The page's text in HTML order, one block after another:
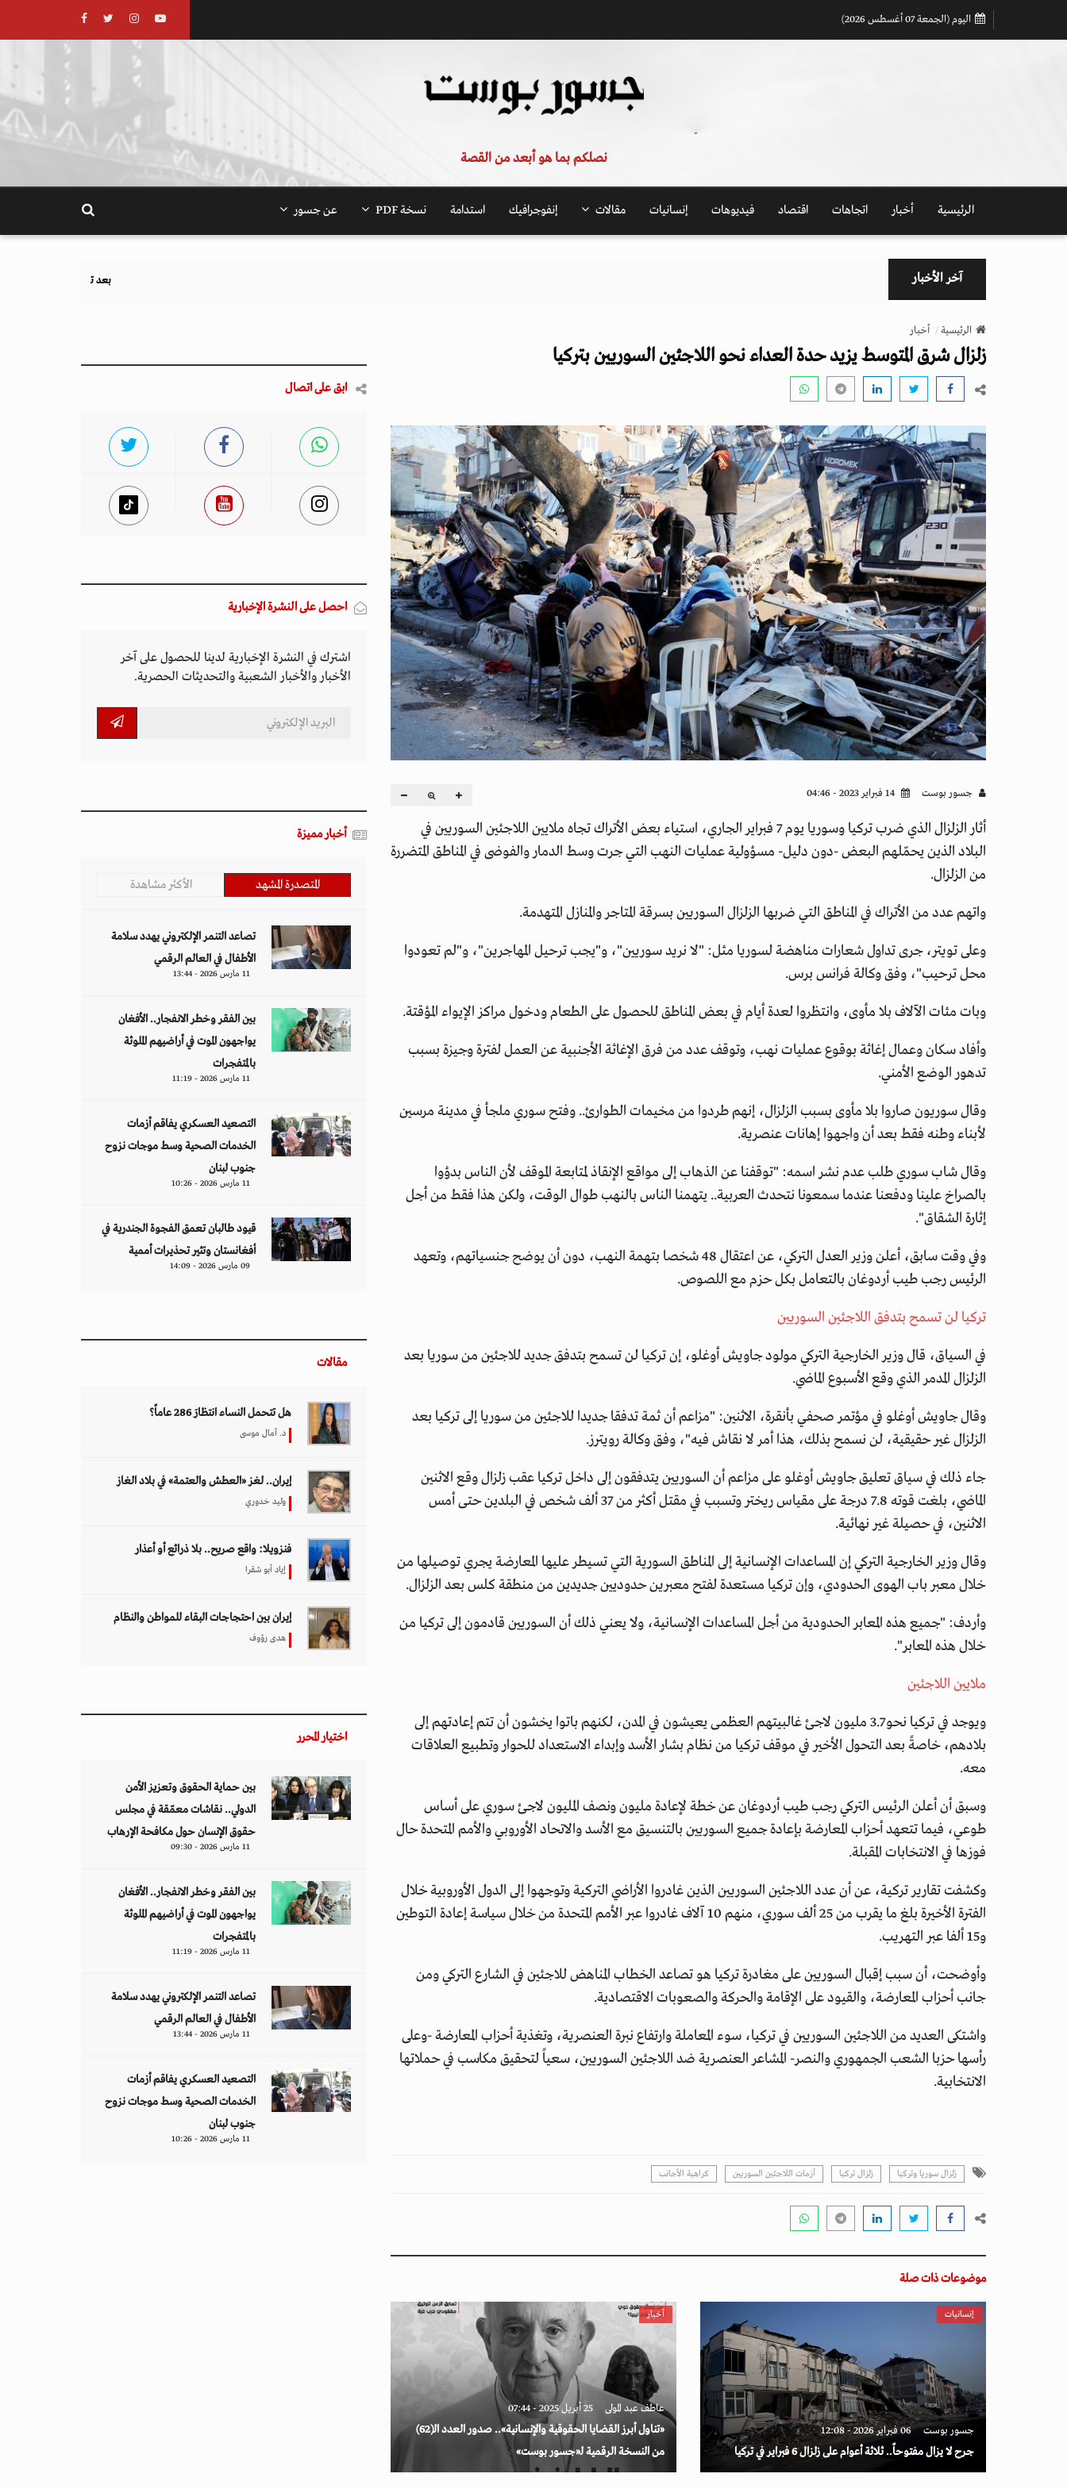
اليوم (الجمعة 07 أغسطس 2026)
نصلكم بما هو أبعد من القصة
الرئيسية أخبار اتجاهات اقتصاد فيديوهات إنسانيات مقالات إنفوجرافيك استدامة نسخة PDF عن جسور
آخر الأخبار بعد تحذيرات أوروبية.. كيف يهدد نظام الغذاء
الرئيسية أخبار
زلزال شرق المتوسط يزيد حدة العداء نحو اللاجئين السوريين بتركيا
جسور بوست
أثار الزلزال الذي ضرب تركيا وسوريا يوم 7 فبراير الجاري، استياء بعض الأتراك تجاه ملايين اللاجئين السوريين في
البلاد الذين يحمّلهم البعض -دون دليل- مسؤولية عمليات النهب التي جرت وسط الدمار والفوضى في المناطق المتضررة
من الزلزال.
واتهم عدد من الأتراك في المناطق التي ضربها الزلزال السوريين بسرقة المتاجر والمنازل المتهدمة.
وعلى تويتر، جرى تداول شعارات مناهضة لسوريا مثل: "لا نريد سوريين"، و"يجب ترحيل المهاجرين"، و"لم تعودوا
محل ترحيب"، وفق وكالة فرانس برس.
وبات مئات الآلاف بلا مأوى، وانتظروا لعدة أيام في بعض المناطق للحصول على الطعام ودخول مراكز الإيواء المؤقتة.
وأفاد سكان وعمال إغاثة بوقوع عمليات نهب، وتوقف عدد من فرق الإغاثة الأجنبية عن العمل لفترة وجيزة بسبب
تدهور الوضع الأمني.
وقال سوريون صاروا بلا مأوى بسبب الزلزال، إنهم طردوا من مخيمات الطوارئ.. وفتح سوري ملجأ في مدينة مرسين
لأبناء وطنه فقط بعد أن واجهوا إهانات عنصرية.
وقال شاب سوري طلب عدم نشر اسمه: "توقفنا عن الذهاب إلى مواقع الإنقاذ لمتابعة الموقف لأن الناس بدؤوا
بالصراخ علينا ودفعنا عندما سمعونا نتحدث العربية.. يتهمنا الناس بالنهب طوال الوقت، ولكن هذا فقط من أجل
إثارة الشقاق".
وفي وقت سابق، أعلن وزير العدل التركي، عن اعتقال 48 شخصا بتهمة النهب، دون أن يوضح جنسياتهم، وتعهد
الرئيس رجب طيب أردوغان بالتعامل بكل حزم مع اللصوص.
تركيا لن تسمح بتدفق اللاجئين السوريين
في السياق، قال وزير الخارجية التركي مولود جاويش أوغلو، إن تركيا لن تسمح بتدفق جديد للاجئين من سوريا بعد
الزلزال المدمر الذي وقع الأسبوع الماضي.
وقال جاويش أوغلو في مؤتمر صحفي بأنقرة، الاثنين: "مزاعم أن ثمة تدفقا جديدا للاجئين من سوريا إلى تركيا بعد
الزلزال غير حقيقية، لن نسمح بذلك، هذا أمر لا نقاش فيه"، وفق وكالة رويترز.
جاء ذلك في سياق تعليق جاويش أوغلو على مزاعم أن السوريين يتدفقون إلى داخل تركيا عقب زلزال وقع الاثنين
الماضي، بلغت قوته 7.8 درجة على مقياس ريختر وتسبب في مقتل أكثر من 37 ألف شخص في البلدين حتى أمس
الاثنين، في حصيلة غير نهائية.
وقال وزير الخارجية التركي إن المساعدات الإنسانية إلى المناطق السورية التي تسيطر عليها المعارضة يجري توصيلها من
خلال معبر باب الهوى الحدودي، وإن تركيا مستعدة لفتح معبرين حدوديين جديدين من منطقة كلس بعد الزلزال.
وأردف: "جميع هذه المعابر الحدودية من أجل المساعدات الإنسانية، ولا يعني ذلك أن السوريين قادمون إلى تركيا من
خلال هذه المعابر".
ملايين اللاجئين
ويوجد في تركيا نحو 3.7 مليون لاجئ غالبيتهم العظمى يعيشون في المدن، لكنهم باتوا يخشون أن تتم إعادتهم إلى
بلادهم، خاصةً بعد التحول الأخير في موقف تركيا من نظام بشار الأسد وإبداء الاستعداد للحوار وتطبيع العلاقات
معه.
وسبق أن أعلن الرئيس التركي رجب طيب أردوغان عن خطة لإعادة مليون ونصف المليون لاجئ سوري على أساس
طوعي، فيما تتعهد أحزاب المعارضة بإعادة جميع السوريين بالتنسيق مع الأسد والاتحاد الأوروبي والأمم المتحدة حال
فوزها في الانتخابات المقبلة.
وكشفت تقارير تركية، عن أن عدد اللاجئين السوريين الذين غادروا الأراضي التركية وتوجهوا إلى الدول الأوروبية خلال
الفترة الأخيرة بلغ ما يقرب من 25 ألف سوري، منهم 10 آلاف غادروا عبر الأمم المتحدة من خلال سياسة إعادة التوطين
و15 ألفا عبر التهريب.
وأوضحت، أن سبب إقبال السوريين على مغادرة تركيا هو تصاعد الخطاب المناهض للاجئين في الشارع التركي ومن
جانب أحزاب المعارضة، والقيود على الإقامة والحركة والصعوبات الاقتصادية.
واشتكى العديد من اللاجئين السوريين في تركيا، سوء المعاملة وارتفاع نبرة العنصرية، وتغذية أحزاب المعارضة -وعلى
رأسها حزبا الشعب الجمهوري والنصر- المشاعر العنصرية ضد اللاجئين السوريين، سعياً لتحقيق مكاسب في حملاتها
الانتخابية.
زلزال سوريا وتركيا زلزال تركيا أزمات اللاجئين السوريين كراهية الأجانب
موضوعات ذات صلة
إنسانيات
جسور بوست 06 فبراير 2026 - 12:08
جرح لا يزال مفتوحاً.. ثلاثة أعوام على زلزال 6 فبراير في تركيا
أخبار
عاطف عبد المولى 25 أبريل 2025 - 07:44
«تناول أبرز القضايا الحقوقية والإنسانية».. صدور العدد الـ(62)
من النسخة الرقمية لـ«جسور بوست»
ابق على اتصال
احصل على النشرة الإخبارية
اشترك في النشرة الإخبارية لدينا للحصول على آخر
الأخبار والأخبار الشعبية والتحديثات الحصرية.
أخبار مميزة
المتصدرة المشهد الأكثر مشاهدة
تصاعد التنمر الإلكتروني يهدد سلامة
الأطفال في العالم الرقمي
11 مارس 2026 - 13:44
بين الفقر وخطر الانفجار.. الأفغان
يواجهون الموت في أراضيهم الملوثة
بالمتفجرات
11 مارس 2026 - 11:19
التصعيد العسكري يفاقم أزمات
الخدمات الصحية وسط موجات نزوح
جنوب لبنان
11 مارس 2026 - 10:26
قيود طالبان تعمق الفجوة الجندرية في
أفغانستان وتثير تحذيرات أممية
09 مارس 2026 - 14:09
مقالات
هل تتحمل النساء انتظارَ 286 عاماً؟
د. آمال موسى
إيران.. لغز «العطش والعتمة» في بلاد الغاز
وليد خدوري
فنزويلا: واقع صريح.. بلا ذرائع أو أعذار
إياد أبو شقرا
إيران بين احتجاجات البقاء للمواطن والنظام
هدى رؤوف
اختيار المحرر
بين حماية الحقوق وتعزيز الأمن
الدولي.. نقاشات معمّقة في مجلس
حقوق الإنسان حول مكافحة الإرهاب
11 مارس 2026 - 09:30
بين الفقر وخطر الانفجار.. الأفغان
يواجهون الموت في أراضيهم الملوثة
بالمتفجرات
11 مارس 2026 - 11:19
تصاعد التنمر الإلكتروني يهدد سلامة
الأطفال في العالم الرقمي
11 مارس 2026 - 13:44
التصعيد العسكري يفاقم أزمات
الخدمات الصحية وسط موجات نزوح
جنوب لبنان
11 مارس 2026 - 10:26